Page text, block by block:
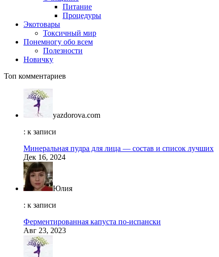
Питание
Процедуры
Экотовары
Токсичный мир
Понемногу обо всем
Полезности
Новичку
Топ комментариев
yazdorova.com
: к записи
Минеральная пудра для лица — состав и список лучших
Дек 16, 2024
Юлия
: к записи
Ферментированная капуста по-испански
Авг 23, 2023